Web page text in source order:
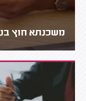
משכנתא חוץ